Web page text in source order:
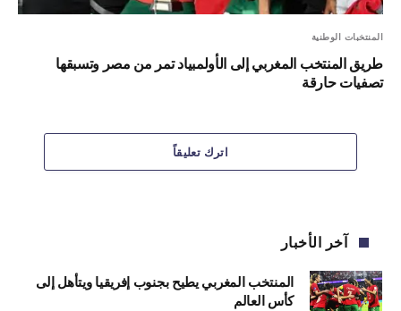
المنتخبات الوطنية
طريق المنتخب المغربي إلى الأولمبياد تمر من مصر وتسبقها
تصفيات حارقة
اترك تعليقاً
آخر الأخبار
المنتخب المغربي يطيح بجنوب إفريقيا ويتأهل إلى
كأس العالم